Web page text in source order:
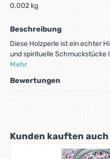
0.002 kg
Beschreibung
Diese Holzperle ist ein echter
und spirituelle Schmuckstücke
Mehr
Bewertungen
Produktgalerie überspringen
Kunden kauften auch